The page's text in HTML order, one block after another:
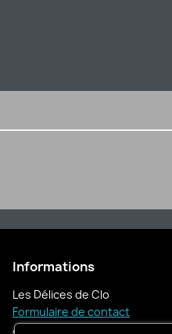
Informations
Les Délices de Clo
Formulaire de contact
Appelez-nous :06 76 89 46 74